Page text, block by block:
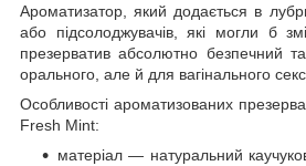
Ароматизатор, який додається в
або підсолоджувачів, які могли б
презерватив абсолютно безпечний
орального, але й для вагінального
Особливості ароматизованих
Fresh Mint:
матеріал — натуральний